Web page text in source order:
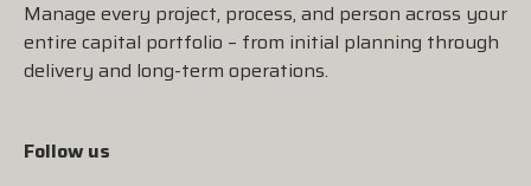
Manage every project, process, and person across your
entire capital portfolio – from initial planning through
delivery and long-term operations.
Follow us